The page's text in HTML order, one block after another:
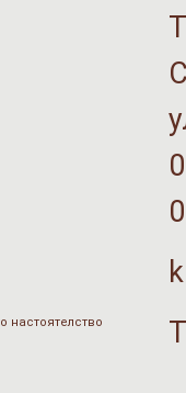
настоятелство